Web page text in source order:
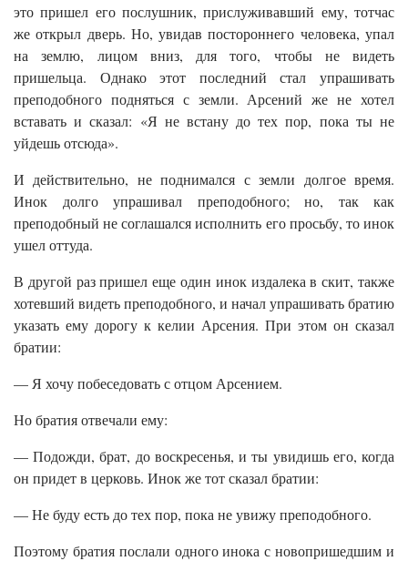
это пришел его послушник, прислуживавший ему, тотчас
же открыл дверь. Но, увидав постороннего человека, упал
на землю, лицом вниз, для того, чтобы не видеть
пришельца. Однако этот последний стал упрашивать
преподобного подняться с земли. Арсений же не хотел
вставать и сказал: «Я не встану до тех пор, пока ты не
уйдешь отсюда».
И действительно, не поднимался с земли долгое время.
Инок долго упрашивал преподобного; но, так как
преподобный не соглашался исполнить его просьбу, то инок
ушел оттуда.
В другой раз пришел еще один инок издалека в скит, также
хотевший видеть преподобного, и начал упрашивать братию
указать ему дорогу к келии Арсения. При этом он сказал
братии:
— Я хочу побеседовать с отцом Арсением.
Но братия отвечали ему:
— Подожди, брат, до воскресенья, и ты увидишь его, когда
он придет в церковь. Инок же тот сказал братии:
— Не буду есть до тех пор, пока не увижу преподобного.
Поэтому братия послали одного инока с новопришедшим и